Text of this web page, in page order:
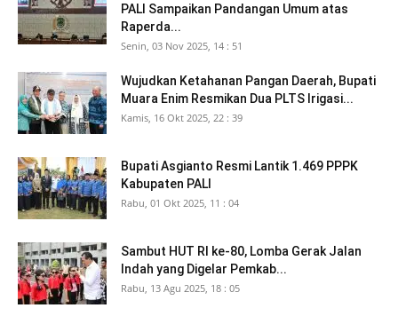
PALI Sampaikan Pandangan Umum atas
Raperda...
Senin, 03 Nov 2025, 14 : 51
Wujudkan Ketahanan Pangan Daerah, Bupati
Muara Enim Resmikan Dua PLTS Irigasi...
Kamis, 16 Okt 2025, 22 : 39
Bupati Asgianto Resmi Lantik 1.469 PPPK
Kabupaten PALI
Rabu, 01 Okt 2025, 11 : 04
Sambut HUT RI ke-80, Lomba Gerak Jalan
Indah yang Digelar Pemkab...
Rabu, 13 Agu 2025, 18 : 05